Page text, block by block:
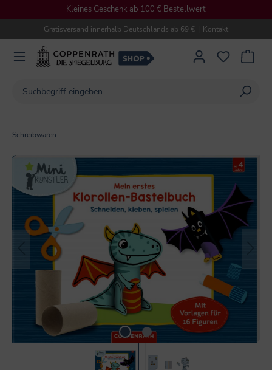
Kleines Geschenk ab 100 € Bestellwert
Gratisversand innerhalb Deutschlands ab 69 € | Kontakt
Schreibwaren
Bildergalerie überspringen